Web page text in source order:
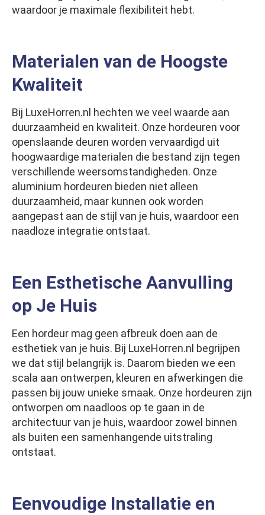
waardoor je maximale flexibiliteit hebt.
Materialen van de Hoogste
Kwaliteit
Bij LuxeHorren.nl hechten we veel waarde aan
duurzaamheid en kwaliteit. Onze hordeuren voor
openslaande deuren worden vervaardigd uit
hoogwaardige materialen die bestand zijn tegen
verschillende weersomstandigheden. Onze
aluminium hordeuren bieden niet alleen
duurzaamheid, maar kunnen ook worden
aangepast aan de stijl van je huis, waardoor een
naadloze integratie ontstaat.
Een Esthetische Aanvulling
op Je Huis
Een hordeur mag geen afbreuk doen aan de
esthetiek van je huis. Bij LuxeHorren.nl begrijpen
we dat stijl belangrijk is. Daarom bieden we een
scala aan ontwerpen, kleuren en afwerkingen die
passen bij jouw unieke smaak. Onze hordeuren zijn
ontworpen om naadloos op te gaan in de
architectuur van je huis, waardoor zowel binnen
als buiten een samenhangende uitstraling
ontstaat.
Eenvoudige Installatie en